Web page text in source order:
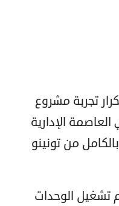
تجربة مشروع
الإدارية
من تونينو
تشغيل الوحدات